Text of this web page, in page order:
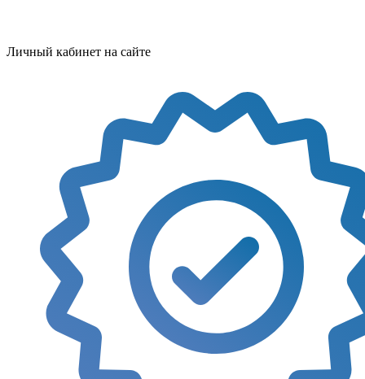
Личный кабинет на сайте